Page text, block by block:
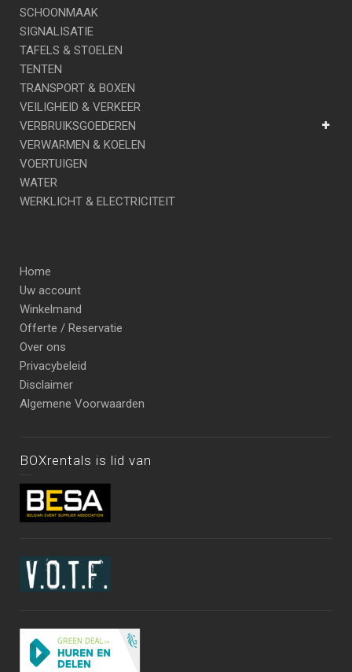
SCHOONMAAK
SIGNALISATIE
TAFELS & STOELEN
TENTEN
TRANSPORT & BOXEN
VEILIGHEID & VERKEER
VERBRUIKSGOEDEREN
VERWARMEN & KOELEN
VOERTUIGEN
WATER
WERKLICHT & ELECTRICITEIT
Home
Uw account
Winkelmand
Offerte / Reservatie
Over ons
Privacybeleid
Disclaimer
Algemene Voorwaarden
BOXrentals is lid van